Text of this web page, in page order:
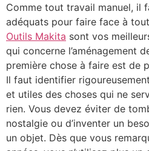
Comme tout travail manuel, il
adéquats pour faire face à
Outils Makita sont vos
qui concerne l’aménagement
première chose à faire est de
Il faut identifier
et utiles des choses qui ne
rien. Vous devez éviter de
nostalgie ou d’inventer un
un objet. Dès que vous